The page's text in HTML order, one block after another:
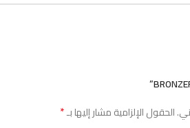
الحقول الإلزامية مشار إليها بـ*